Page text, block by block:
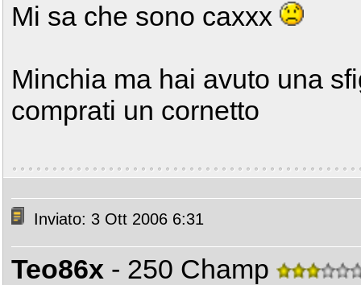
Mi sa che sono caxxx
Minchia ma hai avuto una
comprati un cornetto
Inviato: 3 Ott 2006 6:31
Teo86x - 250 Champ